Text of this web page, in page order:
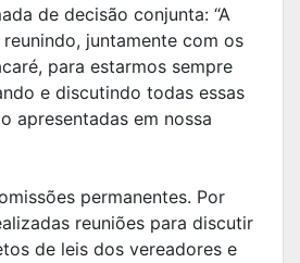
de decisão conjunta: “A
juntamente com os
para estarmos sempre
e discutindo todas essas
apresentadas em nossa
permanentes. Por
reuniões para discutir
de leis dos vereadores e